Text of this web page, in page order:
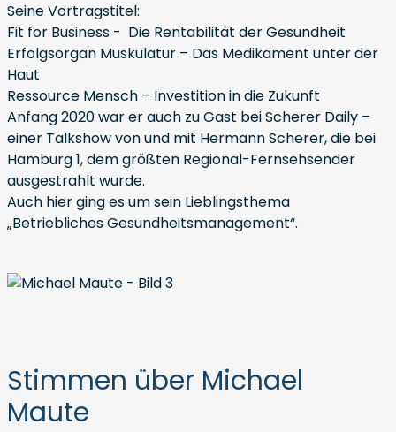
Seine Vortragstitel:
Fit for Business - Die Rentabilität der Gesundheit
Erfolgsorgan Muskulatur – Das Medikament unter der
Haut
Ressource Mensch – Investition in die Zukunft
Anfang 2020 war er auch zu Gast bei Scherer Daily –
einer Talkshow von und mit Hermann Scherer, die bei
Hamburg 1, dem größten Regional-Fernsehsender
ausgestrahlt wurde.
Auch hier ging es um sein Lieblingsthema
„Betriebliches Gesundheitsmanagement“.
Stimmen über Michael
Maute